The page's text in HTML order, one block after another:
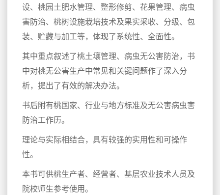
设、桃园土肥水管理、整形修剪、花果管理、病虫
害防治、桃树设施栽培技术及果实采收、分级、包
装、贮藏与加工等，体现了系统性、全面性。
其中重点叙述了桃土壤管理、病虫无公害防治，书
中对桃无公害生产中常见和关键问题作了深入分
析，提出了有效的解决办法。
书后附有桃国家、行业与地方标准及无公害病虫害
防治工作历。
理论与实际相结合，具有较强的实用性和可操作
性。
本书可供桃生产者、经营者、基层农业技术人员及
院校师生参考使用。